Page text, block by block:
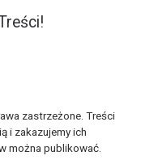
zastrzeżone. Treści
i zakazujemy ich
można publikować.